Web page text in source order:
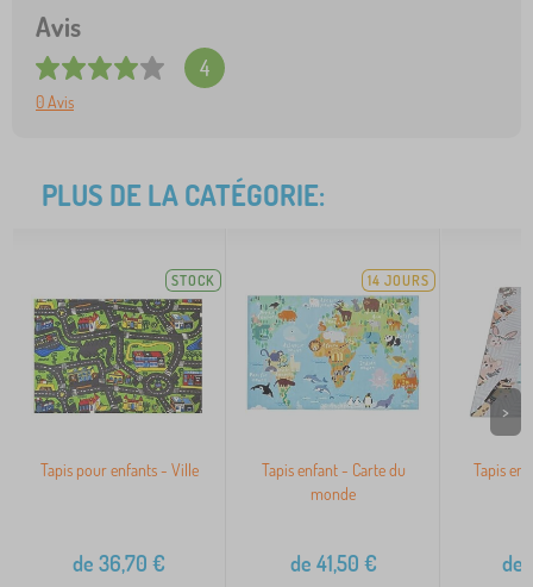
Avis
4
0 Avis
PLUS DE LA CATÉGORIE:
STOCK
Tapis pour enfants - Ville
de 36,70 €
14 JOURS
Tapis enfant - Carte du
monde
de 41,50 €
Tapis
de
>